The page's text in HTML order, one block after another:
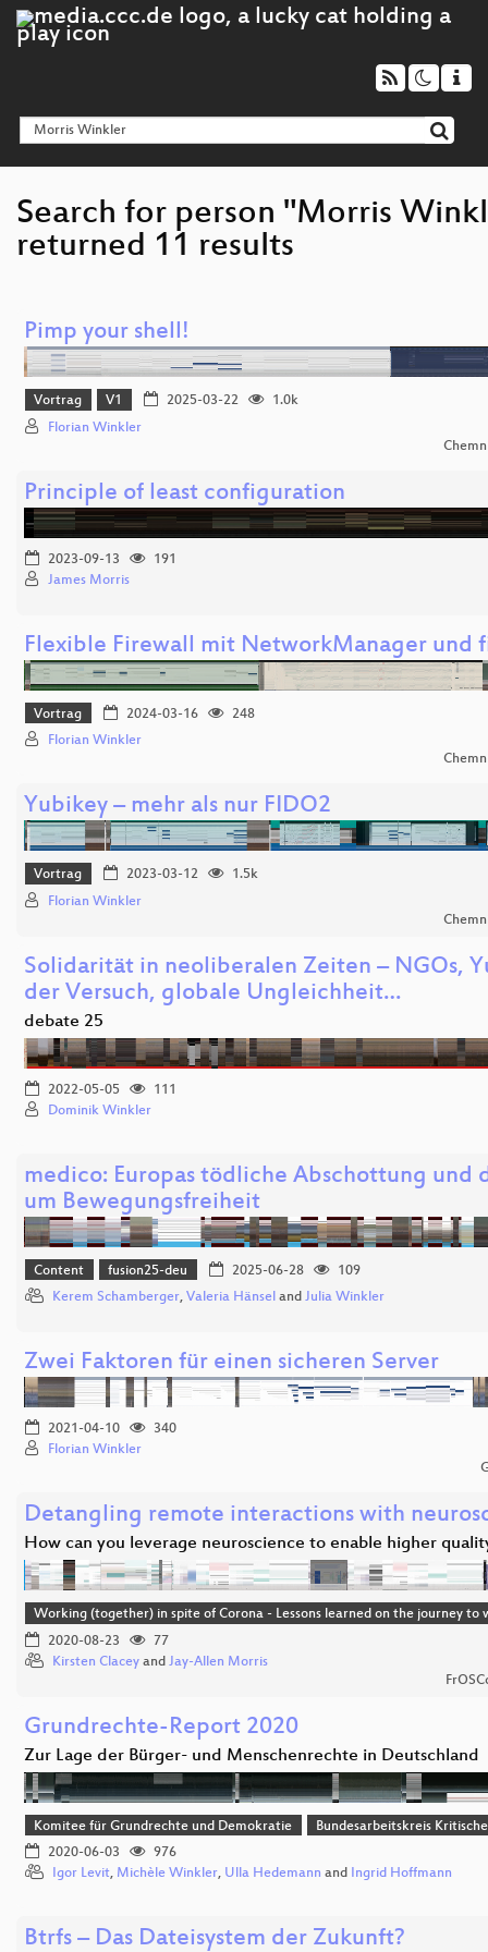
Search for person "Morris
returned 11 results
Pimp your shell!
Vortrag V1 2025-03-22
1.0k
Florian Winkler
Principle of least configuration
2023-09-13
191
James Morris
Flexible Firewall mit NetworkManager und
Vortrag 2024-03-16
248
Florian Winkler
Yubikey – mehr als nur FIDO2
Vortrag 2023-03-12
1.5k
Florian Winkler
Solidarität in neoliberalen Zeiten – NGOs,
der Versuch, globale Ungleichheit…
debate 25
2022-05-05
111
Dominik Winkler
medico: Europas tödliche Abschottung und
um Bewegungsfreiheit
Content fusion25-deu 2025-06-28
109
Kerem Schamberger, Valeria Hänsel and Julia Winkler
Zwei Faktoren für einen sicheren Server
2021-04-10
340
Florian Winkler
Detangling remote interactions with
How can you leverage neuroscience to enable higher
Working (together) in spite of Corona - Lessons learned on the journey to
2020-08-23
77
Kirsten Clacey and Jay-Allen Morris
Grundrechte-Report 2020
Zur Lage der Bürger- und Menschenrechte in Deutschland
Komitee für Grundrechte und Demokratie
Bundesarbeitskreis
2020-06-03
976
Igor Levit, Michèle Winkler, Ulla Hedemann and Ingrid Hoffmann
Btrfs – Das Dateisystem der Zukunft?